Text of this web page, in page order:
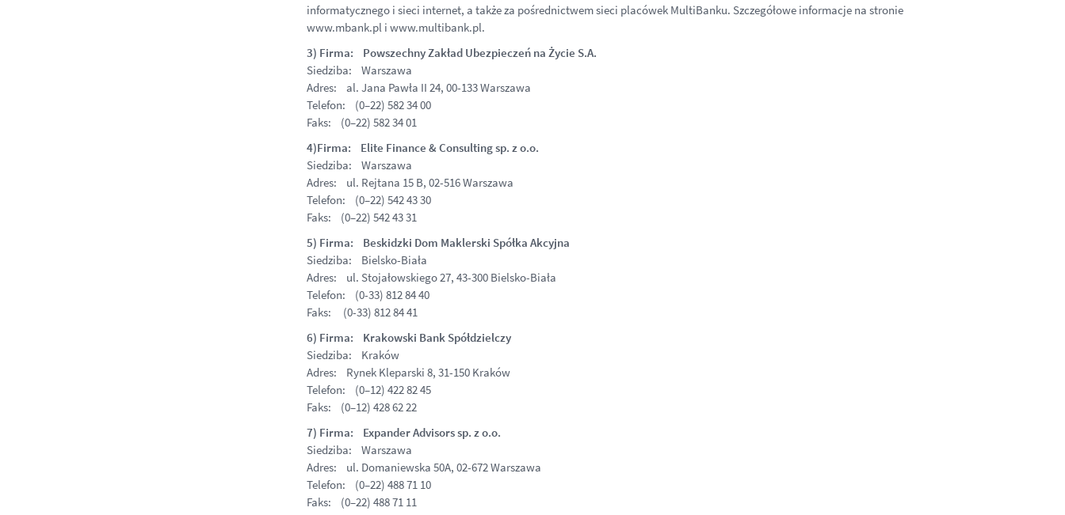
informatycznego i sieci internet, a także za pośrednictwem sieci placówek MultiBanku. Szczegółowe informacje na stronie
www.mbank.pl i www.multibank.pl.
3) Firma: Powszechny Zakład Ubezpieczeń na Życie S.A.
Siedziba: Warszawa
Adres: al. Jana Pawła II 24, 00-133 Warszawa
Telefon: (0–22) 582 34 00
Faks: (0–22) 582 34 01
4)Firma: Elite Finance & Consulting sp. z o.o.
Siedziba: Warszawa
Adres: ul. Rejtana 15 B, 02-516 Warszawa
Telefon: (0–22) 542 43 30
Faks: (0–22) 542 43 31
5) Firma: Beskidzki Dom Maklerski Spółka Akcyjna
Siedziba: Bielsko-Biała
Adres: ul. Stojałowskiego 27, 43-300 Bielsko-Biała
Telefon: (0-33) 812 84 40
Faks: (0-33) 812 84 41
6) Firma: Krakowski Bank Spółdzielczy
Siedziba: Kraków
Adres: Rynek Kleparski 8, 31-150 Kraków
Telefon: (0–12) 422 82 45
Faks: (0–12) 428 62 22
7) Firma: Expander Advisors sp. z o.o.
Siedziba: Warszawa
Adres: ul. Domaniewska 50A, 02-672 Warszawa
Telefon: (0–22) 488 71 10
Faks: (0–22) 488 71 11